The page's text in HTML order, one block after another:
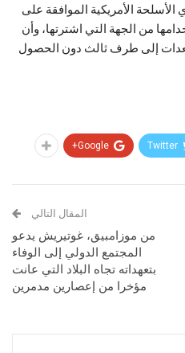
الأمريكية الموافقة على
من الجهة التي اشترتها، وأن
إلى طرف ثالث دون الحصول
Twitter
Google+
المقال التالي
من موزامبيق، غوتيريش يدعو
المجتمع الدولي إلى الوفاء
بتعهداته تجاه البلاد التي عانت
مؤخرا من إعصارين مدمرين